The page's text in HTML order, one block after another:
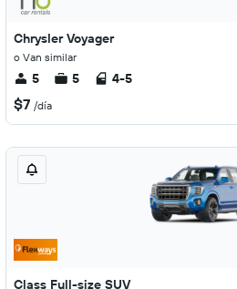
Chrysler Voyager
o Van similar
5 5 4-5
$7 /día
Class Full-size SUV